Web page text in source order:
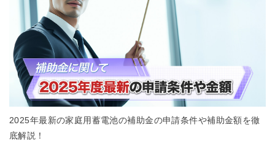
2025年最新の家庭用蓄電池の補助金の申請条件や補助金額を徹
底解説！